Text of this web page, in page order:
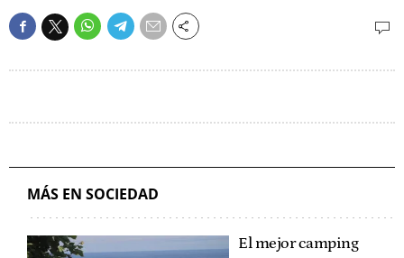
MÁS EN SOCIEDAD
El mejor camping